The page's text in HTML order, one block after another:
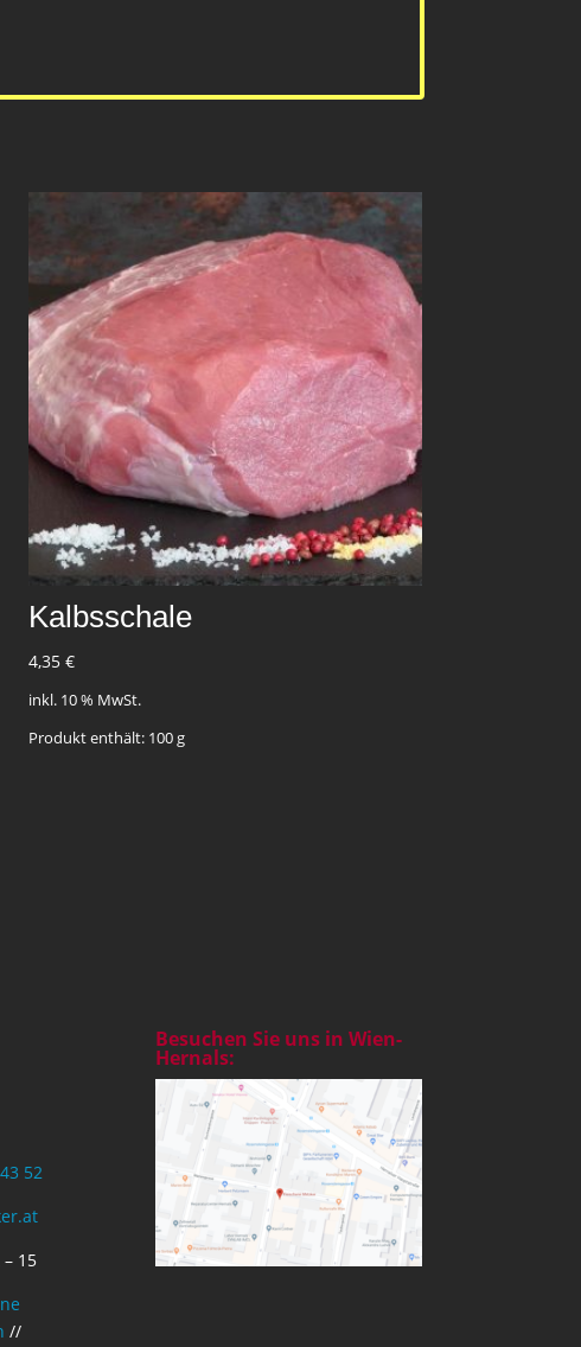
Kalbsschale
4,35€
inkl. 10 % MwSt.
Produkt enthält: 100g
52
– 15
//
Besuchen Sie uns in Wien-
Hernals: